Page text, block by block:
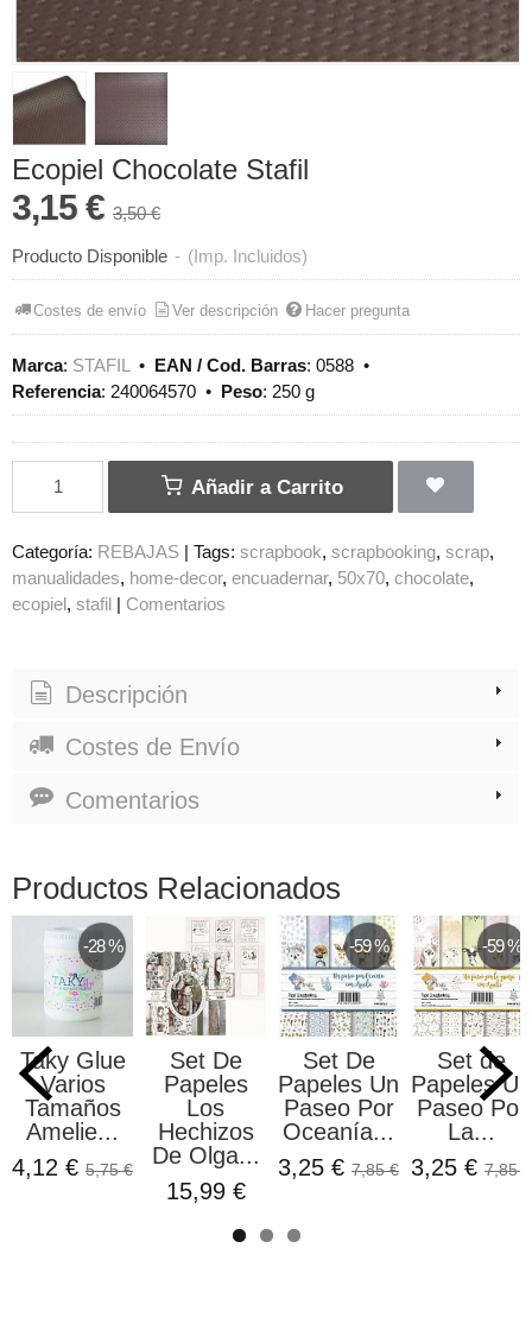
Ecopiel Chocolate Stafil
3,15 € 3,50 €
Producto Disponible - (Imp. Incluidos)
Costes de envío Ver descripción Hacer pregunta
Marca: STAFIL • EAN / Cod. Barras: 0588 •
Referencia: 240064570 • Peso: 250 g
Añadir a Carrito
Categoría: REBAJAS | Tags: scrapbook scrapbooking scrap
manualidades home-decor encuadernar 50x70 chocolate
ecopiel stafil | Comentarios
Descripción
Costes de Envío
Comentarios
Productos Relacionados
-28 %
Taky Glue
Varios
Tamaños
Amelie...
4,12 € 5,75 €
Set De
Papeles
Los
Hechizos
De Olga...
15,99 €
-59 %
Set De
Papeles Un
Paseo Por
Oceanía...
3,25 € 7,85 €
-59 %
Set de
Papeles Un
Paseo Por
La...
3,25 € 7,85 €